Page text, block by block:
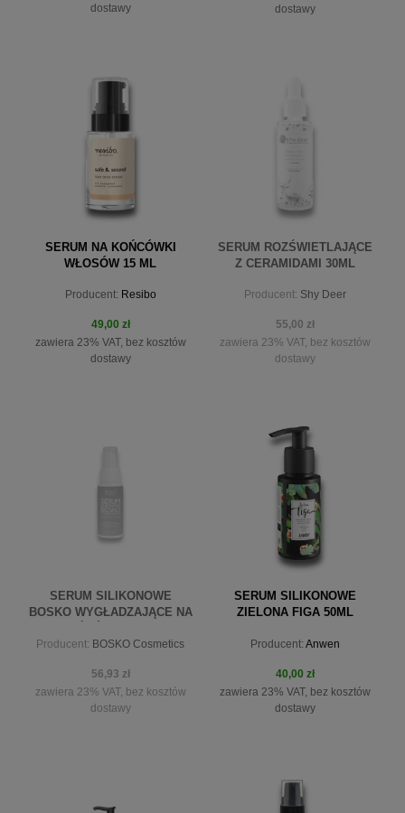
dostawy
dostawy
SERUM NA KOŃCÓWKI
WŁOSÓW 15 ML
Producent: Resibo
49,00 zł
zawiera 23% VAT, bez kosztów
dostawy
SERUM ROZŚWIETLAJĄCE
Z CERAMIDAMI 30ML
Producent: Shy Deer
55,00 zł
zawiera 23% VAT, bez kosztów
dostawy
powiadom o dostępności
SERUM SILIKONOWE
BOSKO WYGŁADZAJĄCE NA
Producent: BOSKO Cosmetics
56,93 zł
zawiera 23% VAT, bez kosztów
dostawy
SERUM SILIKONOWE
ZIELONA FIGA 50ML
Producent: Anwen
40,00 zł
zawiera 23% VAT, bez kosztów
dostawy
do koszyka